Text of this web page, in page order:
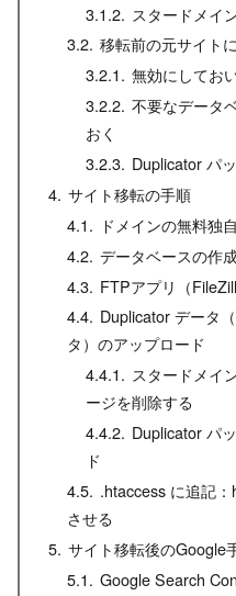
スタードメイ
移転前の元サイト
無効にしてお
不要なデータ
おく
Duplicator パ
サイト移転の手順
ドメインの無料独
データベースの作
FTPアプリ（
Duplicator データ
タ）のアップロード
スタードメイ
ージを削除する
Duplicator パ
ド
.htaccess に追記
させる
サイト移転後のGoogle
Google Search